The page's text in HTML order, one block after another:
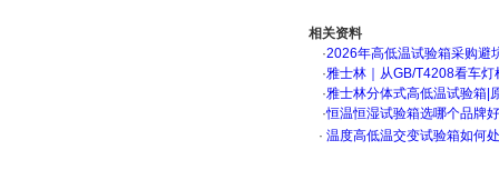
相关资料
·2026年高低温试验箱采购
·雅士林｜从GB/T4208看车
·雅士林分体式高低温试验箱|
·恒温恒湿试验箱选哪个品牌
· 温度高低温交变试验箱如何